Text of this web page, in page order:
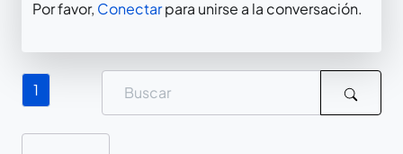
Por favor, Conectarpara unirse a la conversación.
1